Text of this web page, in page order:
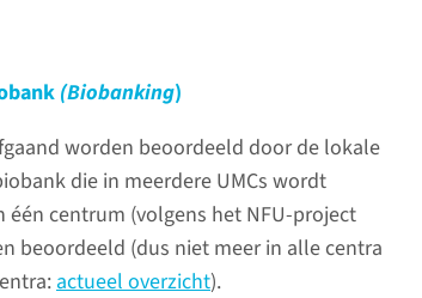
(Biobanking)
worden beoordeeld door de lokale
die in meerdere UMCs wordt
centrum (volgens het NFU-project
beoordeeld (dus niet meer in alle centra
actueel overzicht).
onderzoek
Contact
Heeft u vragen? Neem dan